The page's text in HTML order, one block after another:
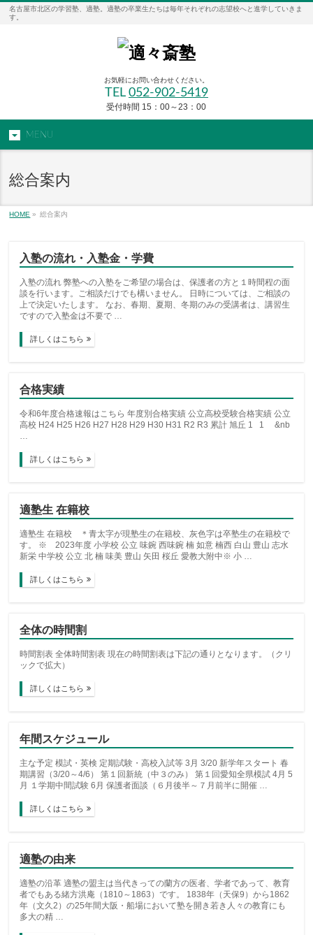
名古屋市北区の学習塾、適塾。適塾の卒業生たちは毎年それぞれの志望校へと進学していきま
す。
お気軽にお問い合わせください。
TEL 052-902-5419
受付時間 15：00～23：00
MENU
総合案内
HOME » 総合案内
入塾の流れ・入塾金・学費
入塾の流れ 弊塾への入塾をご希望の場合は、保護者の方と１時間程の面
談を行います。ご相談だけでも構いません。 日時については、ご相談の
上で決定いたします。 なお、春期、夏期、冬期のみの受講者は、講習生
ですので入塾金は不要で …
詳しくはこちら
合格実績
令和6年度合格速報はこちら 年度別合格実績 公立高校受験合格実績 公立
高校 H24 H25 H26 H27 H28 H29 H30 H31 R2 R3 累計 旭丘 1 1 &nb
…
詳しくはこちら
適塾生 在籍校
適塾生 在籍校 ＊青太字が現塾生の在籍校、灰色字は卒塾生の在籍校で
す。 ※ 2023年度 小学校 公立 味鋺 西味鋺 楠 如意 楠西 白山 豊山 志水
新栄 中学校 公立 北 楠 味美 豊山 矢田 桜丘 愛教大附中※ 小 …
詳しくはこちら
全体の時間割
時間割表 全体時間割表 現在の時間割表は下記の通りとなります。（クリ
ックで拡大）
詳しくはこちら
年間スケジュール
主な予定 模試・英検 定期試験・高校入試等 3月 3/20 新学年スタート 春
期講習（3/20～4/6） 第１回新統（中３のみ） 第１回愛知全県模試 4月 5
月 １学期中間試験 6月 保護者面談（６月後半～７月前半に開催 …
詳しくはこちら
適塾の由来
適塾の沿革 適塾の盟主は当代きっての蘭方の医者、学者であって、教育
者でもある緒方洪庵（1810～1863）です。 1838年（天保9）から1862
年（文久2）の25年間大阪・船場において塾を開き若き人々の教育にも
多大の精 …